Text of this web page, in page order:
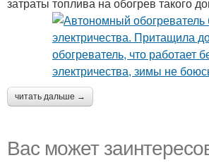
читать дальше →
Вас может